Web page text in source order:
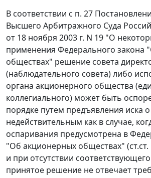
В соответствии с п. 27
Высшего Арбитражного Суда
от 18 ноября 2003 г. N 19 "О
применения Федерального закона
обществах" решение совета
(наблюдательного совета) либо
органа акционерного общества
коллегиального) может быть
порядке путем предъявления иска
недействительным как в случае,
оспаривания предусмотрена в
"Об акционерных обществах" (
и при отсутствии
принятое решение не отвечает